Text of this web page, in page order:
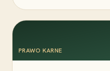
PRAWO KARNE